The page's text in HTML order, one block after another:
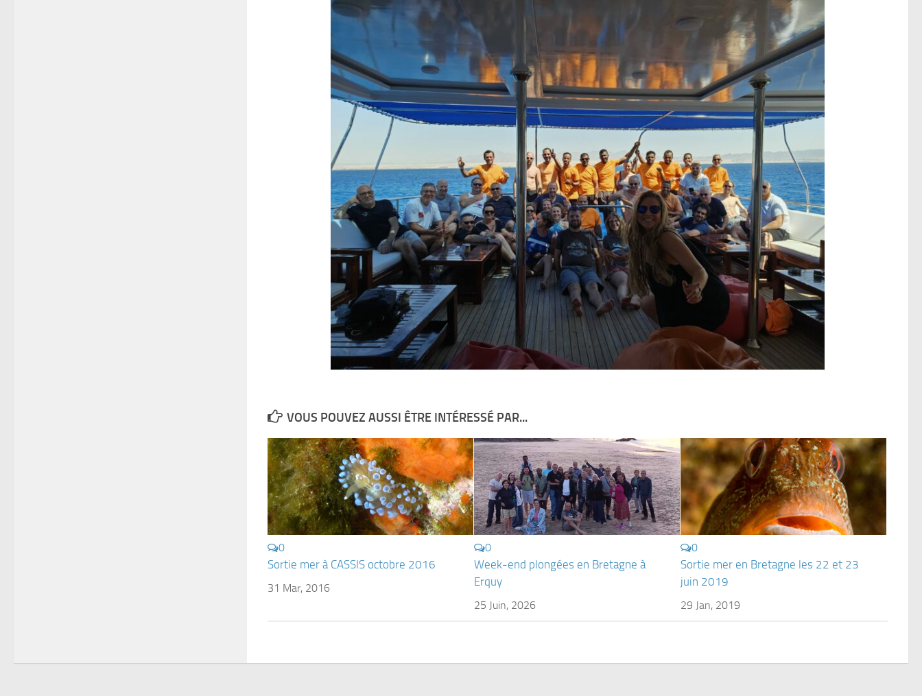
VOUS POUVEZ AUSSI ÊTRE INTÉRESSÉ PAR...
0
Sortie mer à CASSIS octobre 2016
31 Mar, 2016
0
Week-end plongées en Bretagne à
Erquy
25 Juin, 2026
0
Sortie mer en Bretagne les 22 et 23
juin 2019
29 Jan, 2019